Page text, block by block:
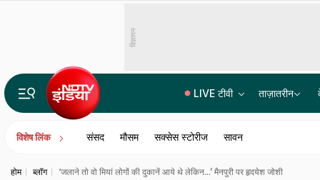
विज्ञापन
LIVE टीवी ताज़ातरीन
विशेष लिंक संसद मौसम सक्सेस स्टोरीज सावन
होम ब्लॉग ‘जलाने तो वो मियां लोगों की दुकानें आये थे लेकिन...’ मैनपुरी पर हृदयेश जोशी